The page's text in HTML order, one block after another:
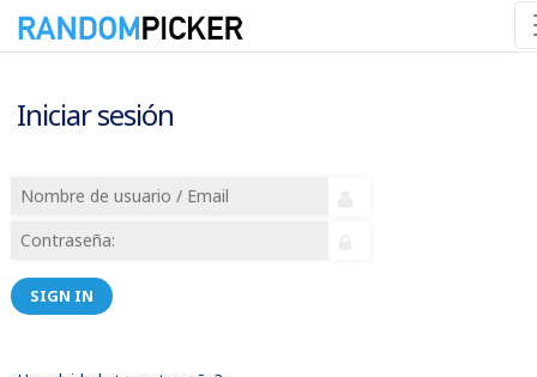
Iniciar sesión
SIGN IN